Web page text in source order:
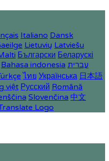
Italiano Dansk
Lietuvių Latviešu
Български Беларускі
Bahasa indonesia עברית
ไทย Українська 日本語
việt Русский Română
Slovenčina 中文